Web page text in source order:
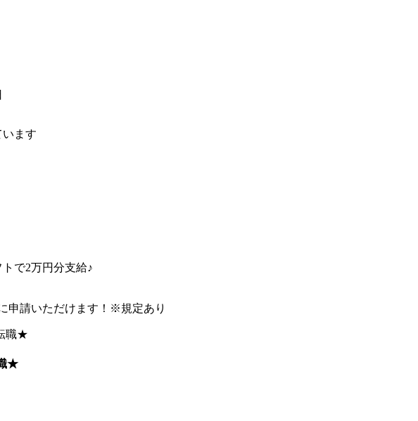
ます
で2万円分支給♪
申請いただけます！※規定あり
★